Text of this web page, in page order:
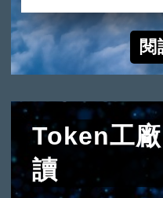
閱
Token工
讀